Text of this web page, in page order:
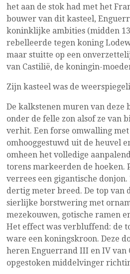
het aan de stok had met het
bouwer van dit kasteel,
koninklijke ambities (midden 13
rebelleerde tegen koning
maar stuitte op een
van Castilië, de koningin-
Zijn kasteel was de
De kalkstenen muren van deze
onder de felle zon alsof ze van
verhit. Een forse omwalling
omhooggestuwd uit de heuvel
omheen het volledige
torens markeerden de hoeken.
verrees een gigantische
dertig meter breed. De top van
sierlijke borstwering met
mezekouwen, gotische ramen
Het effect was verbluffend: de
ware een koningskroon. Deze
heren Enguerrand III en IV van
opgestoken middelvinger